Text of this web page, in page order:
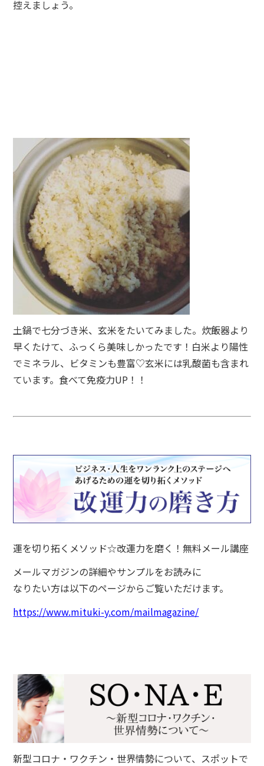
控えましょう。
土鍋で七分づき米、玄米をたいてみました。炊飯器より
早くたけて、ふっくら美味しかったです！白米より陽性
でミネラル、ビタミンも豊富♡玄米には乳酸菌も含まれ
ています。食べて免疫力UP！！
運を切り拓くメソッド☆改運力を磨く！無料メール講座
メールマガジンの詳細やサンプルをお読みに
なりたい方は以下のページからご覧いただけます。
https://www.mituki-y.com/mailmagazine/
新型コロナ・ワクチン・世界情勢について、スポットで